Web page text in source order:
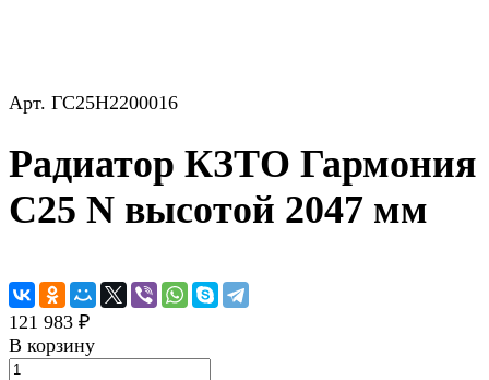
Арт. ГС25Н2200016
Радиатор КЗТО Гармония
С25 N высотой 2047 мм
121 983 ₽
В корзину